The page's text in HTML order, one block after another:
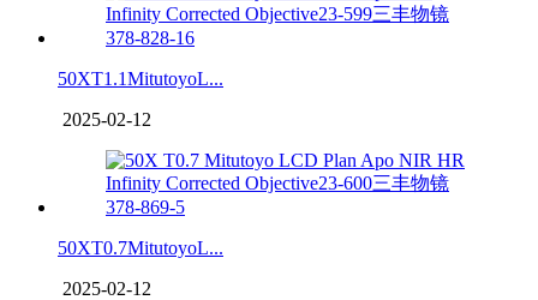
50XT1.1MitutoyoL...
2025-02-12
50XT0.7MitutoyoL...
2025-02-12